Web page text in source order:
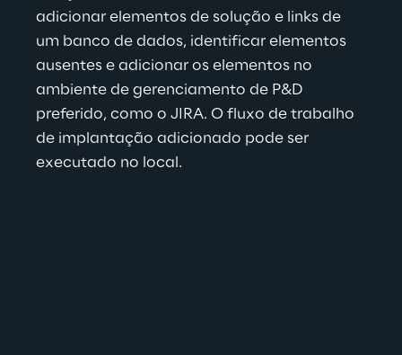
adicionar elementos de solução e links de
um banco de dados, identificar elementos
ausentes e adicionar os elementos no
ambiente de gerenciamento de P&D
preferido, como o JIRA. O fluxo de trabalho
de implantação adicionado pode ser
executado no local.